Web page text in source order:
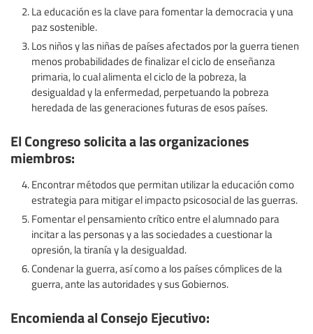
La educación es la clave para fomentar la democracia y una
paz sostenible.
Los niños y las niñas de países afectados por la guerra tienen
menos probabilidades de finalizar el ciclo de enseñanza
primaria, lo cual alimenta el ciclo de la pobreza, la
desigualdad y la enfermedad, perpetuando la pobreza
heredada de las generaciones futuras de esos países.
El Congreso solicita a las organizaciones
miembros:
Encontrar métodos que permitan utilizar la educación como
estrategia para mitigar el impacto psicosocial de las guerras.
Fomentar el pensamiento crítico entre el alumnado para
incitar a las personas y a las sociedades a cuestionar la
opresión, la tiranía y la desigualdad.
Condenar la guerra, así como a los países cómplices de la
guerra, ante las autoridades y sus Gobiernos.
Encomienda al Consejo Ejecutivo: